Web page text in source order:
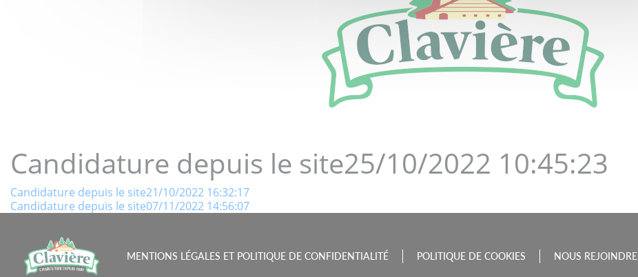
Candidature depuis le site25/10/2022 10:45:23
Navigation
l’article
Candidature depuis le site21/10/2022 16:32:17
Candidature depuis le site07/11/2022 14:56:07
MENTIONS LÉGALES ET POLITIQUE DE CONFIDENTIALITÉ POLITIQUE DE COOKIES NOUS REJOINDRE